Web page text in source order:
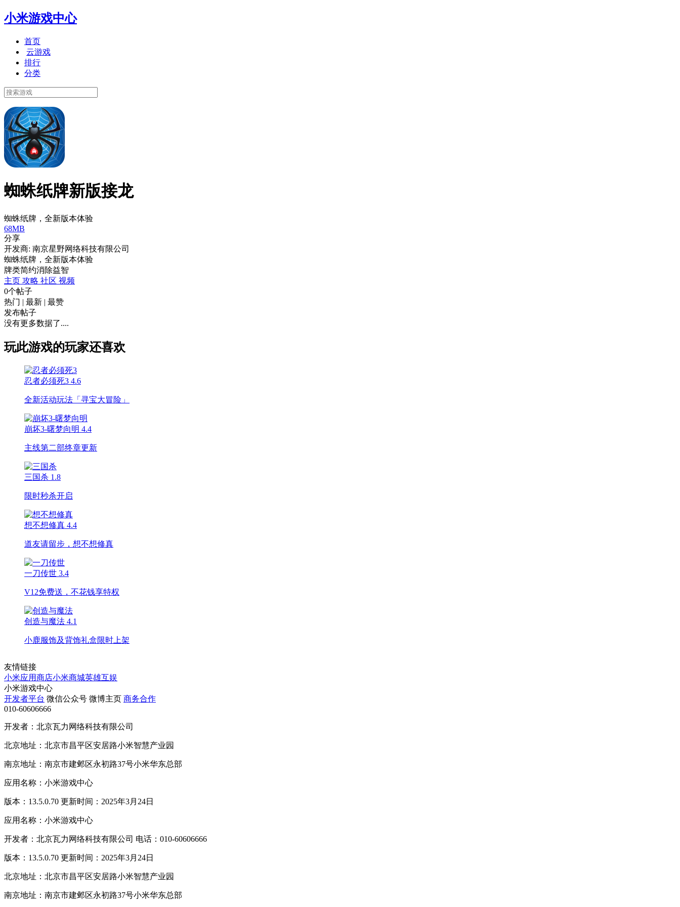
小米游戏中心
首页
云游戏
排行
分类
蜘蛛纸牌新版接龙
蜘蛛纸牌，全新版本体验
68MB
分享
开发商: 南京星野网络科技有限公司
蜘蛛纸牌，全新版本体验
牌类简约消除益智
主页 攻略 社区 视频
0个帖子
热门 | 最新 | 最赞
发布帖子
没有更多数据了....
玩此游戏的玩家还喜欢
忍者必须死3 4.6
全新活动玩法「寻宝大冒险」
崩坏3-曙梦向明 4.4
主线第二部终章更新
三国杀 1.8
限时秒杀开启
想不想修真 4.4
道友请留步，想不想修真
一刀传世 3.4
V12免费送，不花钱享特权
创造与魔法 4.1
小鹿服饰及背饰礼盒限时上架
友情链接
小米应用商店小米商城英雄互娱
小米游戏中心
开发者平台 微信公众号 微博主页 商务合作
010-60606666
开发者：北京瓦力网络科技有限公司
北京地址：北京市昌平区安居路小米智慧产业园
南京地址：南京市建邺区永初路37号小米华东总部
应用名称：小米游戏中心
版本：13.5.0.70 更新时间：2025年3月24日
应用名称：小米游戏中心
开发者：北京瓦力网络科技有限公司 电话：010-60606666
版本：13.5.0.70 更新时间：2025年3月24日
北京地址：北京市昌平区安居路小米智慧产业园
南京地址：南京市建邺区永初路37号小米华东总部